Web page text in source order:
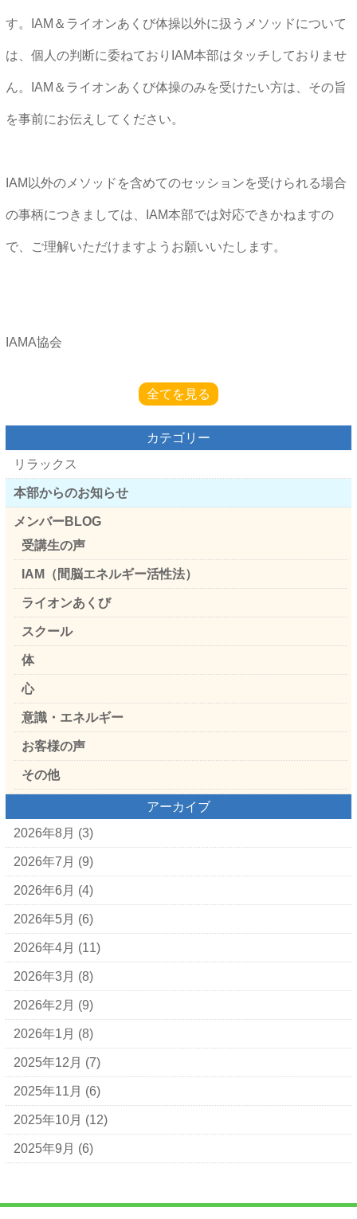
す。IAM＆ライオンあくび体操以外に扱うメソッドについて
は、個人の判断に委ねておりIAM本部はタッチしておりませ
ん。IAM＆ライオンあくび体操のみを受けたい方は、その旨
を事前にお伝えしてください。
IAM以外のメソッドを含めてのセッションを受けられる場合
の事柄につきましては、IAM本部では対応できかねますの
で、ご理解いただけますようお願いいたします。
IAMA協会
全てを見る
カテゴリー
リラックス
本部からのお知らせ
メンバーBLOG
受講生の声
IAM（間脳エネルギー活性法）
ライオンあくび
スクール
体
心
意識・エネルギー
お客様の声
その他
アーカイブ
2026年8月 (3)
2026年7月 (9)
2026年6月 (4)
2026年5月 (6)
2026年4月 (11)
2026年3月 (8)
2026年2月 (9)
2026年1月 (8)
2025年12月 (7)
2025年11月 (6)
2025年10月 (12)
2025年9月 (6)